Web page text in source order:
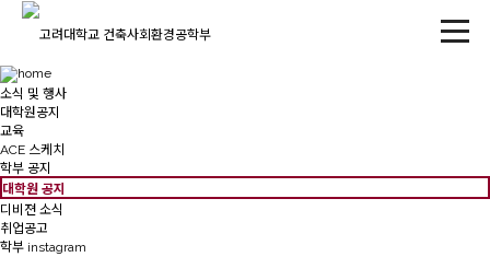
소식 및 행사
대학원공지
교육
ACE 스케치
학부 공지
대학원 공지
디비젼 소식
취업공고
학부 instagram